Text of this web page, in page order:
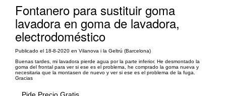
Fontanero para sustituir goma
lavadora en goma de lavadora,
electrodoméstico
Publicado el 18-8-2020 en Vilanova i la Geltrú (Barcelona)
Buenas tardes, mi lavadora pierde agua por la parte inferior. He desmontado la
goma del frontal para ver si ese es el problema, he comprado la goma nueva y
necesitaria que la montasen de nuevo y ver si ese es el problema de la fuga.
Gracias
Pide Precio Gratis